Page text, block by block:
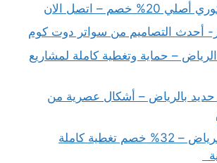
خصم – اتصل الان
أحدث التصاميم من سواتر دوت كوم
– حماية وتغطية كاملة لمشاريع
بالرياض – أشكال عصرية من
سواتر ممرات الرياض – 32% خصم تغطية كاملة